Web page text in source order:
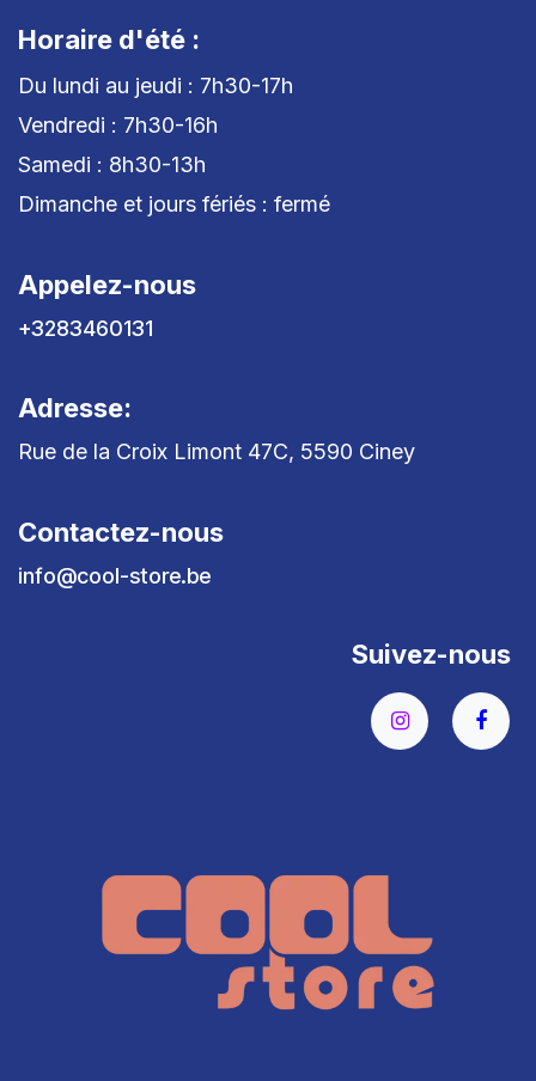
Horaire d'été :
Du lundi au jeudi : 7h30-17h
Vendredi : 7h30-16h
Samedi : 8h30-13h
Dimanche et jours fériés : fermé
Appelez-nous
+3283460131
Adresse:
Rue de la Croix Limont 47C, 5590 Ciney
Contactez-nous
info@cool-store.be
Suivez-nous